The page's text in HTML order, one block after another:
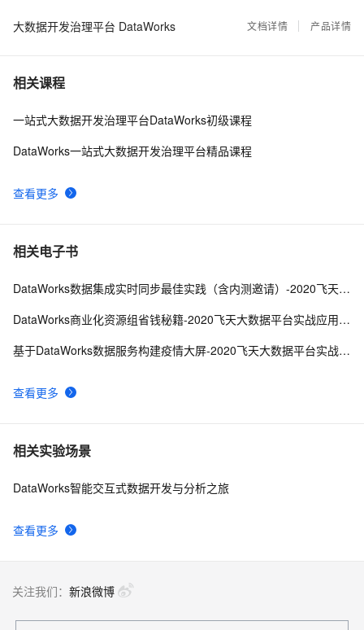
8 大数据&AI的16种可能，2020阿里云客户最佳实践合集
35
9
演进
10长文详解｜DataWorks Data+AI一体化开发实战图谱
大数据开发治理平台 DataWorks 文档详情 产品详情
相关课程
查看更多
一站式大数据开发治理平台DataWorks初级课程
DataWorks一站式大数据开发治理平台精品课程
相关电子书
查看更多
DataWorks数据集成实时同步最佳实践（含内测邀请）-2020飞天大数据平台实战应用第一季
DataWorks商业化资源组省钱秘籍-2020飞天大数据平台实战应用第一季
基于DataWorks数据服务构建疫情大屏-2020飞天大数据平台实战应用第一季
相关实验场景
查看更多
DataWorks智能交互式数据开发与分析之旅
关注我们： 新浪微博